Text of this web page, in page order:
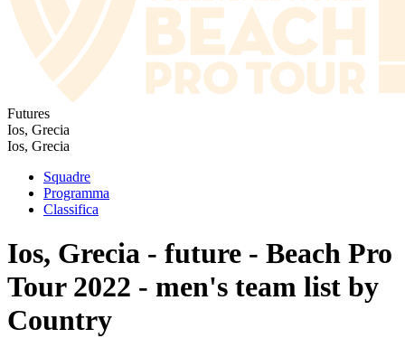
Futures
Ios, Grecia
Ios, Grecia
Squadre
Programma
Classifica
Ios, Grecia - future - Beach Pro
Tour 2022 - men's team list by
Country